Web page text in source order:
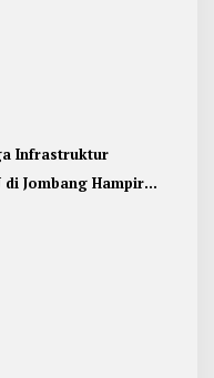
Infrastruktur
Jombang Hampir